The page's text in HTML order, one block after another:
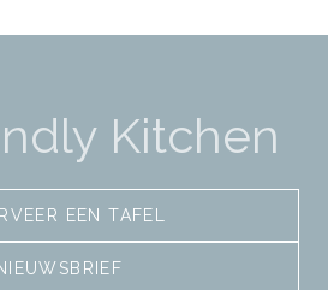
Kitchen
EEN TAFEL